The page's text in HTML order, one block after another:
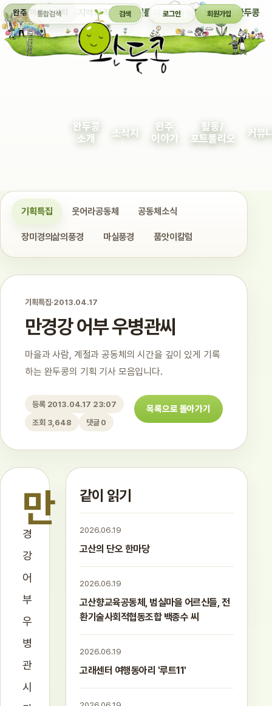
완주 마을 소식지 지역의 작은 이야기를 다정하게 엮어 보여주는 완두콩
통합검색 검색 로그인 회원가입
완두콩
소개
소식지
완주
이야기
활동/
포트폴리오
커뮤
기획특집 웃어라공동체 공동체소식
장미경의삶의풍경 마실풍경 품앗이칼럼
기획특집·2013.04.17
만경강 어부 우병관씨
마을과 사람, 계절과 공동체의 시간을 깊이 있게 기록
하는 완두콩의 기획 기사 모음입니다.
등록 2013.04.17 23:07
조회 3,648
댓글 0
목록으로 돌아가기
만
경
강
어
부
우
병
관
시
같이 읽기
2026.06.19
고산의 단오 한마당
2026.06.19
고산향교육공동체, 범실마을 어르신들, 전
환기술사회적협동조합 백종수 씨
2026.06.19
고래센터 여행동아리 '루트11'